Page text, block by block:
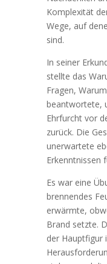
Komplexität
Wege, auf
sind.
In seiner
stellte das
Fragen,
beantwortete,
Ehrfurcht vor
zurück. Die
unerwartete
Erkenntnissen
Es war eine
brennendes
erwärmte,
Brand setzte.
der Hauptfigur